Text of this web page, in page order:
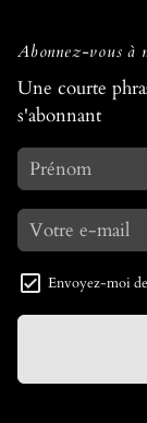
Abonnez-vous à
Une courte
s'abonnant
Envoyez-moi